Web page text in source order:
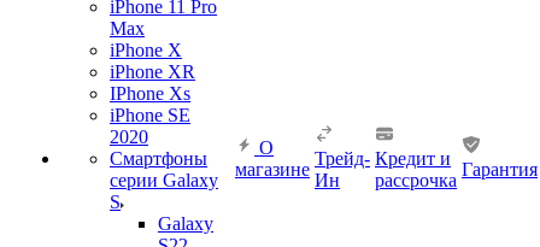
iPhone 11 Pro
Max
iPhone X
iPhone XR
IPhone Xs
iPhone SE
2020
Смартфоны
серии Galaxy
S
Galaxy
О
магазине
Трейд-
Ин
Кредит и
рассрочка
Гарантия